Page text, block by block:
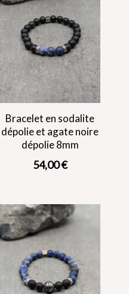
Bracelet en sodalite
dépolie et agate noire
dépolie 8mm
54,00€